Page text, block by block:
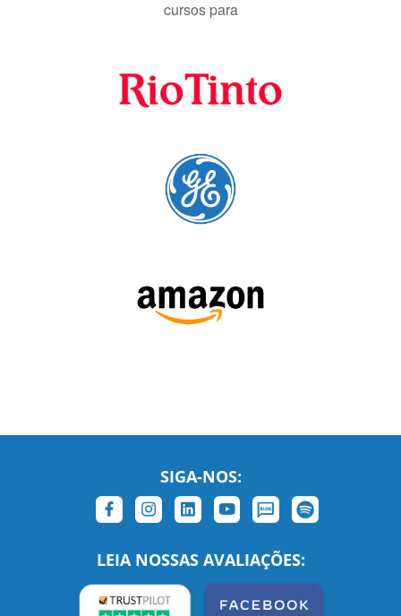
SIGA-NOS:
LEIA NOSSAS AVALIAÇÕES: